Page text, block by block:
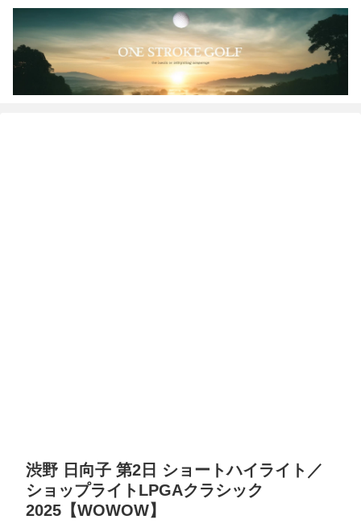
渋野 日向子 第2日 ショートハイライト／
ショップライトLPGAクラシック
2025【WOWOW】